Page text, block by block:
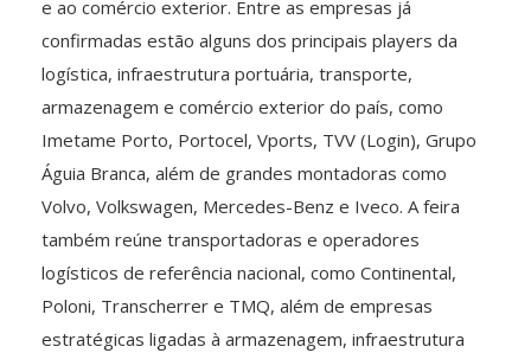
e ao comércio exterior. Entre as empresas já
confirmadas estão alguns dos principais players da
logística, infraestrutura portuária, transporte,
armazenagem e comércio exterior do país, como
Imetame Porto, Portocel, Vports, TVV (Login), Grupo
Águia Branca, além de grandes montadoras como
Volvo, Volkswagen, Mercedes-Benz e Iveco. A feira
também reúne transportadoras e operadores
logísticos de referência nacional, como Continental,
Poloni, Transcherrer e TMQ, além de empresas
estratégicas ligadas à armazenagem, infraestrutura